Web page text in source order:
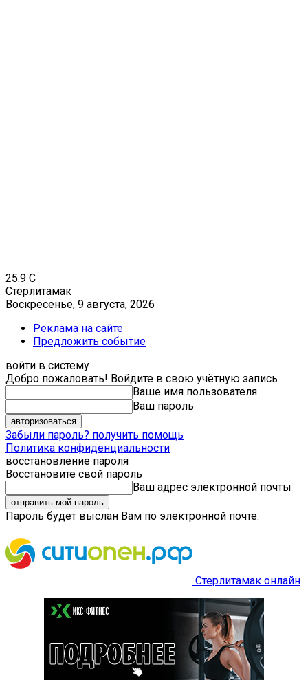
25.9 C
Стерлитамак
Воскресенье, 9 августа, 2026
Реклама на сайте
Предложить событие
войти в систему
Добро пожаловать! Войдите в свою учётную запись
Ваше имя пользователя
Ваш пароль
Забыли пароль? получить помощь
Политика конфиденциальности
восстановление пароля
Восстановите свой пароль
Ваш адрес электронной почты
Пароль будет выслан Вам по электронной почте.
Стерлитамак онлайн